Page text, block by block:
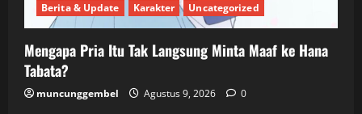
Berita & Update Karakter Uncategorized
Mengapa Pria Itu Tak Langsung Minta Maaf ke Hana
Tabata?
muncunggembel Agustus 9, 2026 0